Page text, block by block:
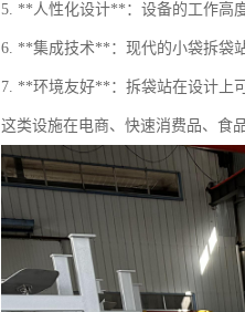
5. **人性化设计**：设备的工作高
6. **集成技术**：现代的小袋拆袋
7. **环境友好**：拆袋站在设计上
这类设施在电商、快速消费品、食